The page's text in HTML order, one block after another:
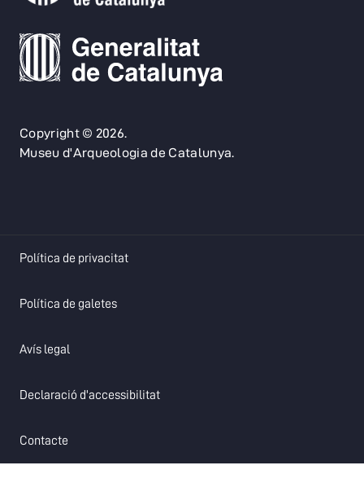
Copyright © 2026.
Museu d'Arqueologia de Catalunya.
Política de privacitatopens in a new tab
Política de galetesopens in a new tab
Avís legal
Declaració d'accessibilitatopens in a new tab
Contacte